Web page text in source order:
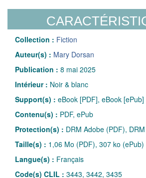
Collection : Fiction
Auteur(s) : Mary Dorsan
Publication : 8 mai 2025
Intérieur : Noir & blanc
Support(s) : eBook [PDF], eBook [ePub]
Contenu(s) : PDF, ePub
Protection(s) : DRM Adobe (PDF),
Taille(s) : 1,06 Mo (PDF), 307 ko (ePub)
Langue(s) : Français
Code(s) CLIL : 3443, 3442, 3435